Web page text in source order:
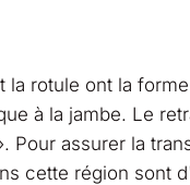
la rotule ont la
à la jambe. Le
Pour assurer la
cette région sont